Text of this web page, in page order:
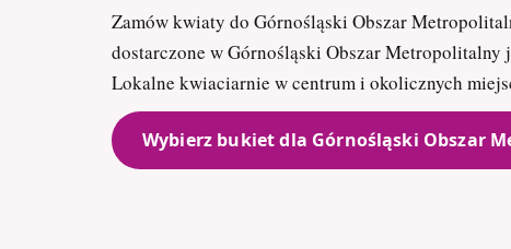
Zamów kwiaty do Górnośląski Obszar
dostarczone w Górnośląski Obszar Metropolitalny
Lokalne kwiaciarnie w centrum i okolicznych
Wybierz bukiet dla Górnośląski Obszar